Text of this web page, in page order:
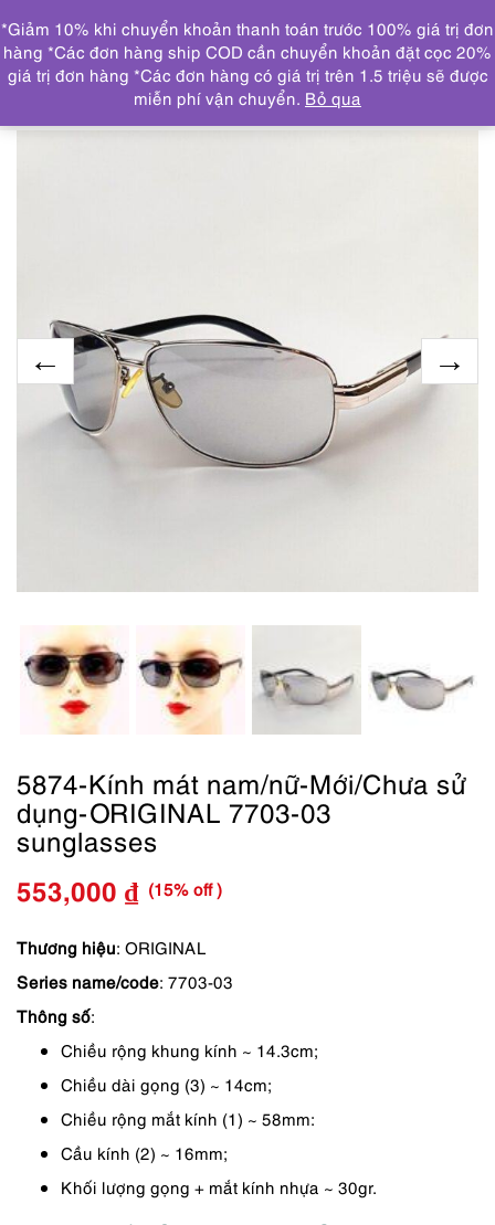
DANH MỤC
Trang chủ KÍNH MẮT
5874-Kính mát nam/nữ-Mới/Chưa
sử dụng-ORIGINAL 7703-03 sunglasses
5874-Kính mát nam/nữ-Mới/Chưa sử
dụng-ORIGINAL 7703-03
sunglasses
Giá
gốc
là:
553,000 ₫
Giá
hiện
tại
553,000 ₫.
(15% off )
Thương hiệu: ORIGINAL
Series name/code: 7703-03
Thông số:
Chiều rộng khung kính ~ 14.3cm;
Chiều dài gọng (3) ~ 14cm;
Chiều rộng mắt kính (1) ~ 58mm:
Cầu kính (2) ~ 16mm;
Khối lượng gọng + mắt kính nhựa ~ 30gr.
*Giảm 10% khi chuyển khoản thanh toán trước 100% giá trị đơn
hàng *Các đơn hàng ship COD cần chuyển khoản đặt cọc 20%
giá trị đơn hàng *Các đơn hàng có giá trị trên 1.5 triệu sẽ được
miễn phí vận chuyển. Bỏ qua